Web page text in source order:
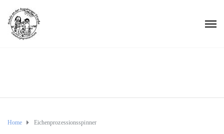
Home Eichenprozessionsspinner